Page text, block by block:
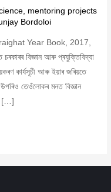
mentoring projects
Bordoloi
Year Book, 2017,
বিজ্ঞান আৰু প্ৰযুক্তিবিদ্যা
কাৰ্যসূচী আৰু ইয়াৰ জৰিয়তে
উপৰিও তেওঁলোকৰ মনত বিজ্ঞান
[…]